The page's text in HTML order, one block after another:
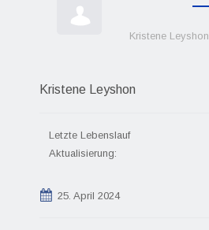
Kristene Leyshon
Kristene Leyshon
Letzte Lebenslauf
Aktualisierung:
25. April 2024